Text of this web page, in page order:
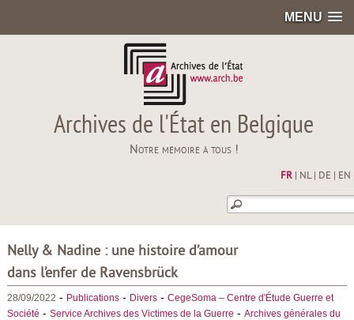
MENU
Archives de l'État en Belgique
Notre mémoire à tous !
FR| NL| DE EN
Nelly & Nadine : une histoire d’amour
dans l’enfer de Ravensbrück
28/09/2022 - Publications- Divers- CegeSoma – Centre d'Étude Guerre et
Société - Service Archives des Victimes de la Guerre - Archives générales du